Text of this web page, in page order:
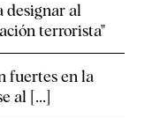
designar al
terrorista"
fuertes en la
al [...]